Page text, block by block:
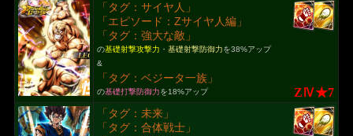
「タグ：サイヤ人」
「エピソード：Zサイヤ人編」
「タグ：強大な敵」
の基礎射撃攻撃力 ・ 基礎射撃防御力を38%アップ
&
「タグ：ベジータ一族」
の基礎打撃防御力を18%アップ ZⅣ★7
「タグ：未来」
「タグ：合体戦士」